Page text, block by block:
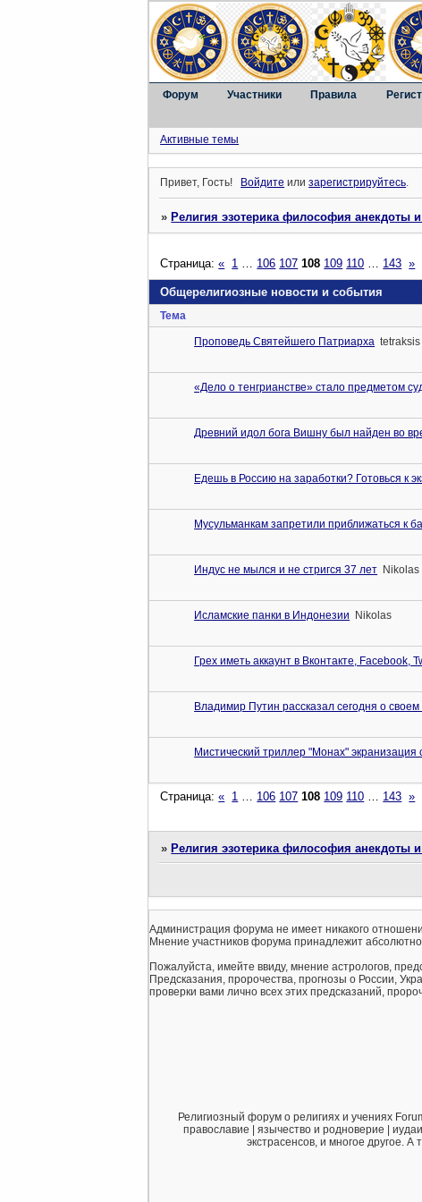
Форум Участники Правила
Активные темы
Привет, Гость! Войдите илизарегистрируйтесь.
»Религия эзотерика философия
Общерелигиозные новости и события
Страница:« 1 106 107 108 109 110 143 »
Тема
Проповедь Святейшего Патриарха tetraksis
«Дело о тенгрианстве» стало предметом
Древний идол бога Вишну был найден во
Едешь в Россию на заработки? Готовься к
Мусульманкам запретили приближаться к
Индус не мылся и не стригся 37 лет Nikolas
Исламские панки в Индонезии Nikolas
Грех иметь аккаунт в Вконтакте, Facebook,
Владимир Путин рассказал сегодня о своем
Мистический триллер "Монах" экранизация
Страница:« 1 … 106 107 108 109 110 … 143 »
»Религия эзотерика философия
Администрация форума не имеет никакого
Мнение участников форума принадлежит
Пожалуйста, имейте ввиду, мнение астрологов,
Предсказания, пророчества, прогнозы о России,
проверки вами лично всех этих предсказаний,
Религиозный форум о религиях и учениях
православие | язычество и родноверие |
экстрасенсов, и многое другое.